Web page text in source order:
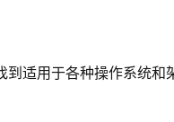
适用于各种操作系统和